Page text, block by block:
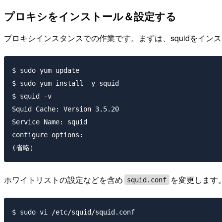
プロキシをインストール＆設定する
プロキシインスタンスでの作業です。まずは、squidをインス
$ sudo yum update
$ sudo yum install -y squid
$ squid -v
Squid Cache: Version 3.5.20
Service Name: squid
configure options:
ホワイトリストの設定などを含め squid.conf を変更します。
$ sudo vi /etc/squid/squid.conf